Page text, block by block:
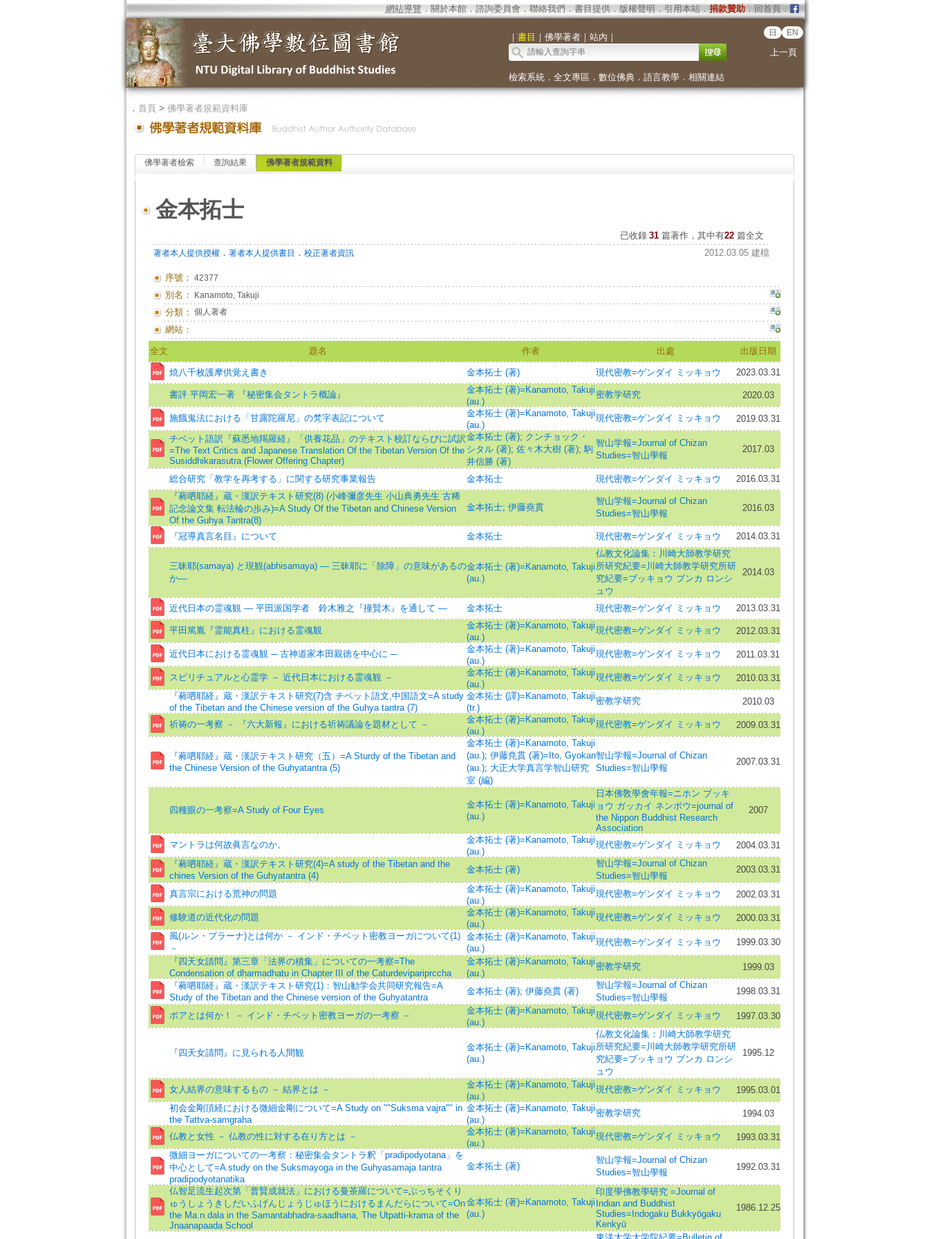
網站導覽 ． 關於本館． 諮詢委員會． 聯絡我們 ． 書目提供． 版權聲明 ． 引用本站． 捐款贊助．回首頁．
｜ 書目 ｜ 佛學著者｜ 站內 ｜ 日 EN
上一頁
檢索系統． 全文專區 ． 數位佛典． 語言教學． 相關連結
． 首頁> 佛學著者規範資料庫
佛學著者檢索 查詢結果 佛學著者規範資料
金本拓士
已收錄 31 篇著作，其中有22篇全文
著者本人提供授權． 著者本人提供書目 ． 校正著者資訊 2012.03.05 建檔
序號： 42377
別名： Kanamoto, Takuji
分類： 個人著者
網站：
全文 題名 作者 出處 出版日期
焼八千枚護摩供覚え書き 金本拓士 (著) 現代密教=ゲンダイ ミッキョウ 2023.03.31
書評 平岡宏一著 『秘密集会タントラ概論』
金本拓士 (著)=Kanamoto, Takuji
(au.)
密教学研究 2020.03
施餓鬼法における「甘露陀羅尼」の梵字表記について
金本拓士 (著)=Kanamoto, Takuji
(au.)
現代密教=ゲンダイ ミッキョウ
2019.03.31
チベット語訳『蘇悉地羯羅経』「供養花品」のテキスト校訂ならびに試訳
=The Text Critics and Japanese Translation Of the Tibetan Version Of the
Susiddhikarasutra (Flower Offering Chapter)
金本拓士 (著); クンチョック・
シタル (著); 佐々木大樹 (著);駒
井信勝 (著)
智山学報=Journal of Chizan
Studies=智山學報
2017.03
総合研究「教学を再考する」に関する研究事業報告 金本拓士 現代密教=ゲンダイ ミッキョウ
2016.03.31
『蕤呬耶経』蔵・漢訳テキスト研究(8) (小峰彌彦先生 小山典勇先生 古稀
記念論文集 転法輪の歩み)=A Study Of the Tibetan and Chinese Version
Of the Guhya Tantra(8)
金本拓士; 伊藤堯貫
智山学報=Journal of Chizan
Studies=智山學報
2016.03
『冠導真言名目』について 金本拓士 現代密教=ゲンダイ ミッキョウ 2014.03.31
三昧耶(samaya) と現観(abhisamaya) ― 三昧耶に「除障」の意味があるの
か―
金本拓士 (著)=Kanamoto, Takuji
(au.)
仏教文化論集：川崎大師教学研究
所研究紀要=川崎大師教学研究所研
究紀要=ブッキョウ ブンカ ロンシ
ュウ
2014.03
近代日本の霊魂観 ― 平田派国学者 鈴木雅之『撞賢木』を通して ― 金本拓士 現代密教=ゲンダイ ミッキョウ 2013.03.31
平田篤胤『霊能真柱』における霊魂観
金本拓士 (著)=Kanamoto, Takuji
(au.)
現代密教=ゲンダイ ミッキョウ 2012.03.31
近代日本における霊魂観 ─ 古神道家本田親徳を中心に ─
金本拓士 (著)=Kanamoto, Takuji
(au.)
現代密教=ゲンダイ ミッキョウ 2011.03.31
スピリチュアルと心霊学 － 近代日本における霊魂観 －
金本拓士 (著)=Kanamoto, Takuji
(au.)
現代密教=ゲンダイ ミッキョウ
2010.03.31
『蕤呬耶経』蔵・漢訳テキスト研究(7)含 チベット語文,中国語文=A study
of the Tibetan and the Chinese version of the Guhya tantra (7)
金本拓士 (譯)=Kanamoto, Takuji
(tr.)
密教学研究 2010.03
祈祷の一考察 － 『六大新報』における祈祷議論を題材として －
金本拓士 (著)=Kanamoto, Takuji
(au.)
現代密教=ゲンダイ ミッキョウ 2009.03.31
『蕤呬耶経』蔵・漢訳テキスト研究（五）=A Sturdy of the Tibetan and
the Chinese Version of the Guhyatantra (5)
金本拓士 (著)=Kanamoto, Takuji
(au.); 伊藤尭貫 (著)=Ito, Gyokan
(au.); 大正大学真言学智山研究
室 (編)
智山学報=Journal of Chizan
Studies=智山學報
2007.03.31
四種眼の一考察=A Study of Four Eyes
金本拓士 (著)=Kanamoto, Takuji
(au.)
日本佛敎學會年報=ニホン ブッキ
ョウ ガッカイ ネンポウ=journal of
the Nippon Buddhist Research
Association
2007
マントラは何故眞言なのか。
金本拓士 (著)=Kanamoto, Takuji
(au.)
現代密教=ゲンダイ ミッキョウ
2004.03.31
『蕤呬耶経』蔵・漢訳テキスト研究(4)=A study of the Tibetan and the
chines Version of the Guhyatantra (4)
金本拓士 (著)
智山学報=Journal of Chizan
Studies=智山學報
2003.03.31
真言宗における荒神の問題
金本拓士 (著)=Kanamoto, Takuji
(au.)
現代密教=ゲンダイ ミッキョウ 2002.03.31
修験道の近代化の問題
金本拓士 (著)=Kanamoto, Takuji
(au.)
現代密教=ゲンダイ ミッキョウ
2000.03.31
風(ルン・プラーナ)とは何か － インド・チベット密教ヨーガについて(1)
－
金本拓士 (著)=Kanamoto, Takuji
(au.)
現代密教=ゲンダイ ミッキョウ
1999.03.30
『四天女請問』第三章「法界の積集」についての一考察=The
Condensation of dharmadhatu in Chapter III of the Caturdevipariprccha
金本拓士 (著)=Kanamoto, Takuji
(au.)
密教学研究
1999.03
『蕤呬耶経』蔵・漢訳テキスト研究(1)：智山勧学会共同研究報告=A
Study of the Tibetan and the Chinese version of the Guhyatantra
金本拓士 (著); 伊藤堯貫 (著)
智山学報=Journal of Chizan
Studies=智山學報
1998.03.31
ポアとは何か！ － インド・チベット密教ヨーガの一考察 －
金本拓士 (著)=Kanamoto, Takuji
(au.)
現代密教=ゲンダイ ミッキョウ 1997.03.30
『四天女請問』に見られる人間観
金本拓士 (著)=Kanamoto, Takuji
(au.)
仏教文化論集：川崎大師教学研究
所研究紀要=川崎大師教学研究所研
究紀要=ブッキョウ ブンカ ロンシ
ュウ
1995.12
女人結界の意味するもの － 結界とは －
金本拓士 (著)=Kanamoto, Takuji
(au.)
現代密教=ゲンダイ ミッキョウ
1995.03.01
初会金剛頂経における微細金剛について=A Study on ""Suksma vajra"" in
the Tattva-samgraha
金本拓士 (著)=Kanamoto, Takuji
(au.)
密教学研究 1994.03
仏教と女性 － 仏教の性に対する在り方とは －
金本拓士 (著)=Kanamoto, Takuji
(au.)
現代密教=ゲンダイ ミッキョウ
1993.03.31
微細ヨーガについての一考察：秘密集会タントラ釈「pradipodyotana」を
中心として=A study on the Suksmayoga in the Guhyasamaja tantra
pradipodyotanatika
金本拓士 (著)
智山学報=Journal of Chizan
Studies=智山學報
1992.03.31
仏智足流生起次第「普賢成就法」における曼茶羅について=ぶっちそくり
ゅうしょうきしだいふげんじょうじゅほうにおけるまんだらについて=On
the Ma.n.dala in the Samantabhadra-saadhana, The Utpatti-krama of the
Jnaanapaada School
金本拓士 (著)=Kanamoto, Takuji
(au.)
印度學佛教學研究 =Journal of
Indian and Buddhist
Studies=Indogaku Bukkyōgaku
Kenkyū
1986.12.25